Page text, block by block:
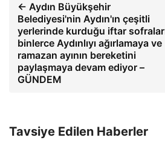
← Aydın Büyükşehir
Belediyesi'nin Aydın'ın çeşitli
yerlerinde kurduğu iftar
binlerce Aydınlıyı ağırlamaya ve
ramazan ayının bereketini
paylaşmaya devam ediyor –
GÜNDEM
Tavsiye Edilen Haberler